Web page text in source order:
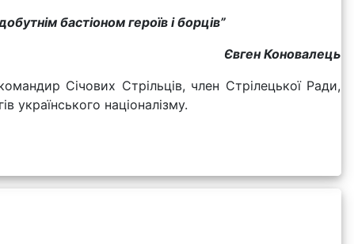
бастіоном героїв і борців”
Євген Коновалець
Січових Стрільців, член Стрілецької Ради,
українського націоналізму.